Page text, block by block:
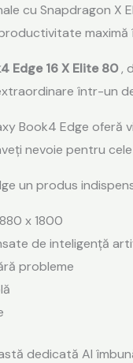
cu Snapdragon X
maximă
Edge 16 X Elite 80,
într-un
Book4 Edge oferă
nevoie pentru
un produs
x 1800
de inteligență
probleme
dedicată AI